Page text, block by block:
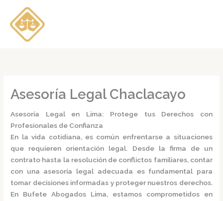
contenido
Asesoría Legal Chaclacayo
Asesoría Legal en Lima: Protege tus Derechos con
Profesionales de Confianza
En la vida cotidiana, es común enfrentarse a situaciones
que requieren orientación legal. Desde la firma de un
contrato hasta la resolución de conflictos familiares, contar
con una asesoría legal adecuada es fundamental para
tomar decisiones informadas y proteger nuestros derechos.
En Bufete Abogados Lima, estamos comprometidos en